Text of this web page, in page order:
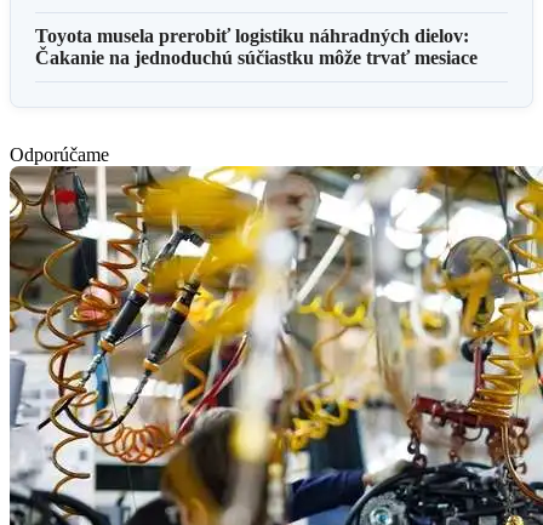
Toyota musela prerobiť logistiku náhradných dielov:
Čakanie na jednoduchú súčiastku môže trvať mesiace
Odporúčame